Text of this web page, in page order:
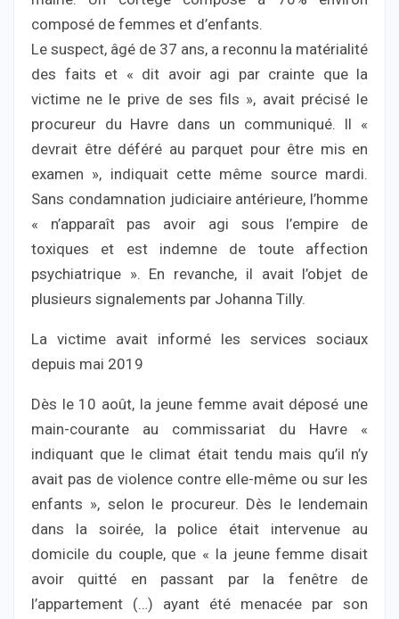
composé de femmes et d’enfants.
Le suspect, âgé de 37 ans, a reconnu la matérialité
des faits et « dit avoir agi par crainte que la
victime ne le prive de ses fils », avait précisé le
procureur du Havre dans un communiqué. Il «
devrait être déféré au parquet pour être mis en
examen », indiquait cette même source mardi.
Sans condamnation judiciaire antérieure, l’homme
« n’apparaît pas avoir agi sous l’empire de
toxiques et est indemne de toute affection
psychiatrique ». En revanche, il avait l’objet de
plusieurs signalements par Johanna Tilly.
La victime avait informé les services sociaux
depuis mai 2019
Dès le 10 août, la jeune femme avait déposé une
main-courante au commissariat du Havre «
indiquant que le climat était tendu mais qu’il n’y
avait pas de violence contre elle-même ou sur les
enfants », selon le procureur. Dès le lendemain
dans la soirée, la police était intervenue au
domicile du couple, que « la jeune femme disait
avoir quitté en passant par la fenêtre de
l’appartement (…) ayant été menacée par son